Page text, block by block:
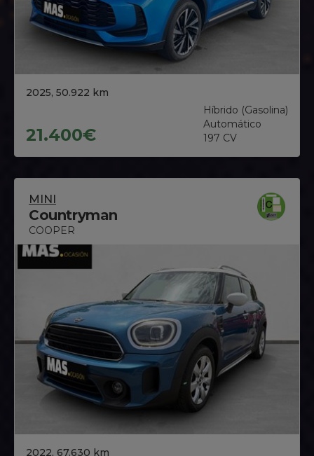
2025, 50.922 km
21.400€
Híbrido (Gasolina)
Automático
197 CV
MINI
Countryman
COOPER
2022, 67.630 km